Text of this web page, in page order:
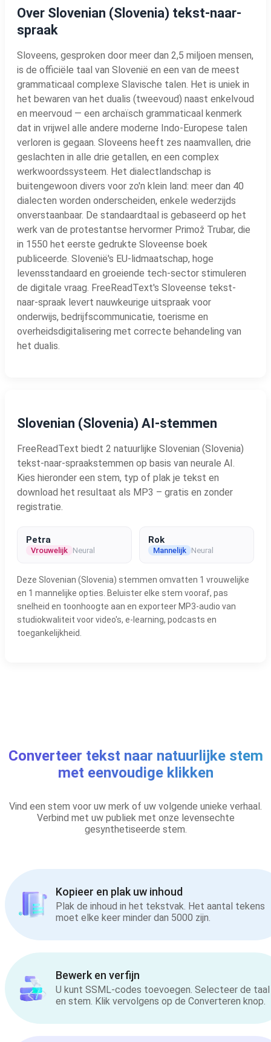
Over Slovenian (Slovenia) tekst-naar-
spraak
Sloveens, gesproken door meer dan 2,5 miljoen mensen,
is de officiële taal van Slovenië en een van de meest
grammaticaal complexe Slavische talen. Het is uniek in
het bewaren van het dualis (tweevoud) naast enkelvoud
en meervoud — een archaïsch grammaticaal kenmerk
dat in vrijwel alle andere moderne Indo-Europese talen
verloren is gegaan. Sloveens heeft zes naamvallen, drie
geslachten in alle drie getallen, en een complex
werkwoordssysteem. Het dialectlandschap is
buitengewoon divers voor zo'n klein land: meer dan 40
dialecten worden onderscheiden, enkele wederzijds
onverstaanbaar. De standaardtaal is gebaseerd op het
werk van de protestantse hervormer Primož Trubar, die
in 1550 het eerste gedrukte Sloveense boek
publiceerde. Slovenië's EU-lidmaatschap, hoge
levensstandaard en groeiende tech-sector stimuleren
de digitale vraag. FreeReadText's Sloveense tekst-
naar-spraak levert nauwkeurige uitspraak voor
onderwijs, bedrijfscommunicatie, toerisme en
overheidsdigitalisering met correcte behandeling van
het dualis.
Slovenian (Slovenia) AI-stemmen
FreeReadText biedt 2 natuurlijke Slovenian (Slovenia)
tekst-naar-spraakstemmen op basis van neurale AI.
Kies hieronder een stem, typ of plak je tekst en
download het resultaat als MP3 – gratis en zonder
registratie.
Petra
Vrouwelijk Neural
Rok
Mannelijk Neural
Deze Slovenian (Slovenia) stemmen omvatten 1 vrouwelijke
en 1 mannelijke opties. Beluister elke stem vooraf, pas
snelheid en toonhoogte aan en exporteer MP3-audio van
studiokwaliteit voor video's, e-learning, podcasts en
toegankelijkheid.
Converteer tekst naar natuurlijke stem
met eenvoudige klikken
Vind een stem voor uw merk of uw volgende unieke verhaal.
Verbind met uw publiek met onze levensechte
gesynthetiseerde stem.
Kopieer en plak uw inhoud
Plak de inhoud in het tekstvak. Het aantal tekens
moet elke keer minder dan 5000 zijn.
Bewerk en verfijn
U kunt SSML-codes toevoegen. Selecteer de taal
en stem. Klik vervolgens op de Converteren knop.